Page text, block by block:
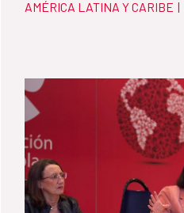
AMÉRICA LATINA Y CARIBE |